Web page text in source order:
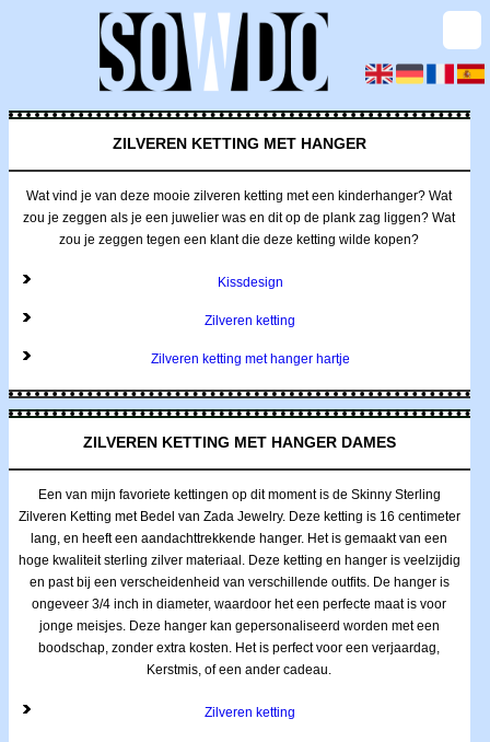
ZILVEREN KETTING MET HANGER
Wat vind je van deze mooie zilveren ketting met een kinderhanger? Wat
zou je zeggen als je een juwelier was en dit op de plank zag liggen? Wat
zou je zeggen tegen een klant die deze ketting wilde kopen?
Kissdesign
Zilveren ketting
Zilveren ketting met hanger hartje
ZILVEREN KETTING MET HANGER DAMES
Een van mijn favoriete kettingen op dit moment is de Skinny Sterling
Zilveren Ketting met Bedel van Zada Jewelry. Deze ketting is 16 centimeter
lang, en heeft een aandachttrekkende hanger. Het is gemaakt van een
hoge kwaliteit sterling zilver materiaal. Deze ketting en hanger is veelzijdig
en past bij een verscheidenheid van verschillende outfits. De hanger is
ongeveer 3/4 inch in diameter, waardoor het een perfecte maat is voor
jonge meisjes. Deze hanger kan gepersonaliseerd worden met een
boodschap, zonder extra kosten. Het is perfect voor een verjaardag,
Kerstmis, of een ander cadeau.
Zilveren ketting